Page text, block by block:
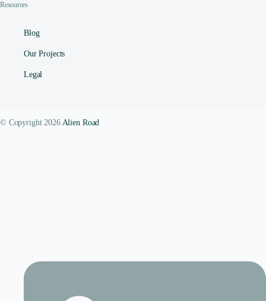
Resources
Blog
Our Projects
Legal
© Copyright 2026 Alien Road